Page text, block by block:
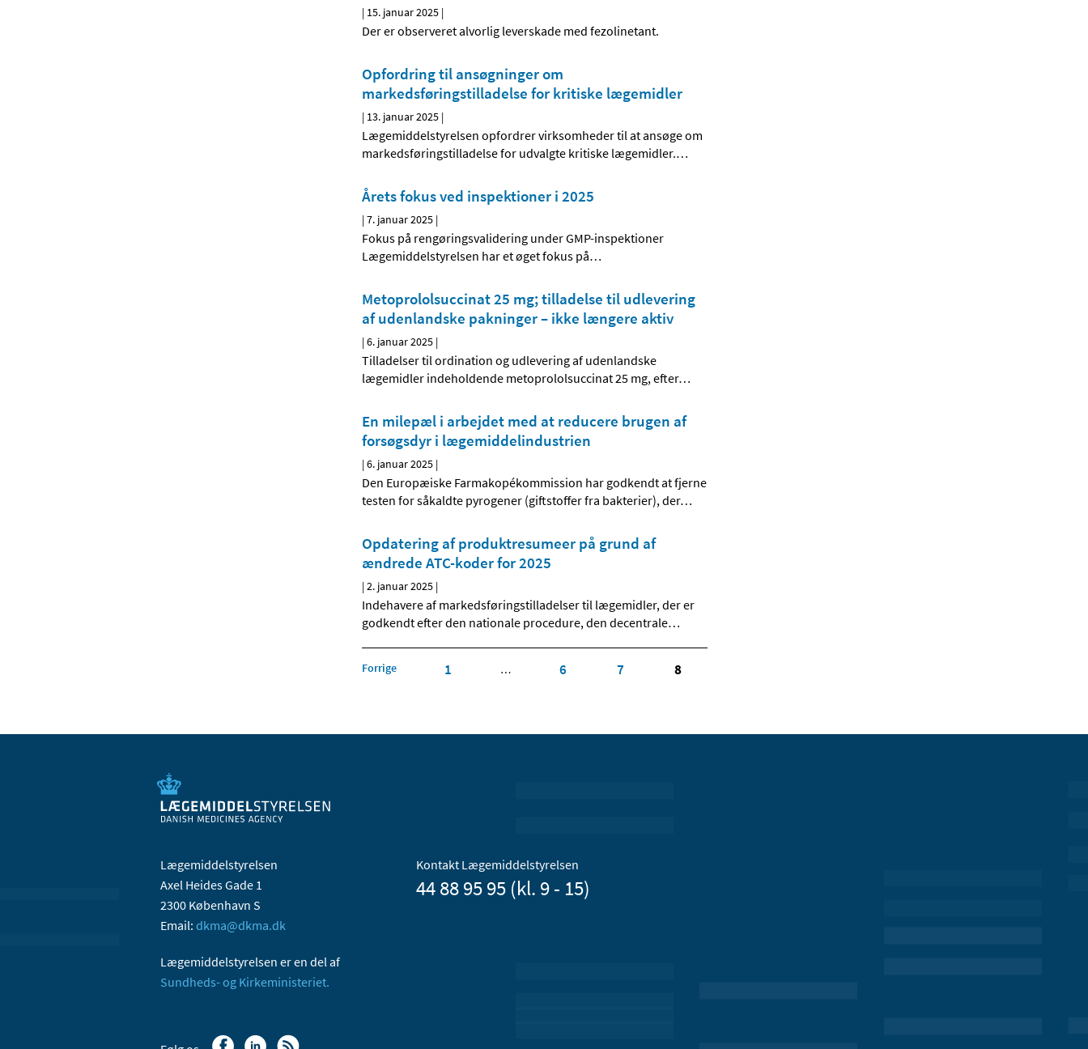
| 15. januar 2025 |
Der er observeret alvorlig leverskade med fezolinetant.
Opfordring til ansøgninger om
markedsføringstilladelse for kritiske lægemidler
| 13. januar 2025 |
Lægemiddelstyrelsen opfordrer virksomheder til at ansøge om
markedsføringstilladelse for udvalgte kritiske lægemidler.…
Årets fokus ved inspektioner i 2025
|7. januar 2025 |
Fokus på rengøringsvalidering under GMP-inspektioner
Lægemiddelstyrelsen har et øget fokus på…
Metoprololsuccinat 25 mg; tilladelse til udlevering
af udenlandske pakninger – ikke længere aktiv
|6. januar 2025 |
Tilladelser til ordination og udlevering af udenlandske
lægemidler indeholdende metoprololsuccinat 25 mg, efter…
En milepæl i arbejdet med at reducere brugen af
forsøgsdyr i lægemiddelindustrien
|6. januar 2025 |
Den Europæiske Farmakopékommission har godkendt at fjerne
testen for såkaldte pyrogener (giftstoffer fra bakterier), der…
Opdatering af produktresumeer på grund af
ændrede ATC-koder for 2025
|2. januar 2025 |
Indehavere af markedsføringstilladelser til lægemidler, der er
godkendt efter den nationale procedure, den decentrale…
Forrige 1 … 6 7 8
Lægemiddelstyrelsen
Axel Heides Gade 1
2300 København S
Email: dkma@dkma.dk
Lægemiddelstyrelsen er en del af
Sundheds- og Kirkeministeriet.
Kontakt Lægemiddelstyrelsen
44 88 95 95 (kl. 9 - 15)